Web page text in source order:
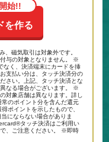
を作る
始!!
磁気取引は対象外です。
与の対象となりません。 ※
なく、決済端末にカードを挿
支払い分は、タッチ決済分の
さい。上記、タッチ決済とな
なる場合がございます。 ※
対象店舗は異なります。詳し
のポイント分を含んだ還元
ポイントを示したもので、
にならない場合がありま
タッチ決済はご利用い
、ご注意ください。 ※即時